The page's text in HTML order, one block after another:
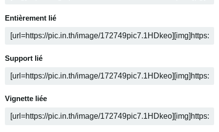
Entièrement lié
Support lié
Vignette liée